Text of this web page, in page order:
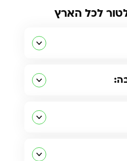
לכל הארץ